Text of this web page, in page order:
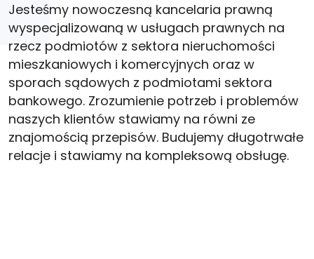
Jesteśmy nowoczesną kancelaria prawną
wyspecjalizowaną w usługach prawnych na
rzecz podmiotów z sektora nieruchomości
mieszkaniowych i komercyjnych oraz w
sporach sądowych z podmiotami sektora
bankowego. Zrozumienie potrzeb i problemów
naszych klientów stawiamy na równi ze
znajomością przepisów. Budujemy długotrwałe
relacje i stawiamy na kompleksową obsługę.